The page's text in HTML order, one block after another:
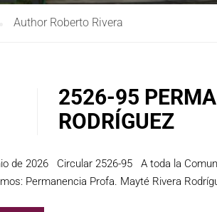
Author Roberto Rivera
2526-95
RODRÍGUEZ
de 2026 Circular 2526-95 A toda la
Permanencia Profa. Mayté Rivera